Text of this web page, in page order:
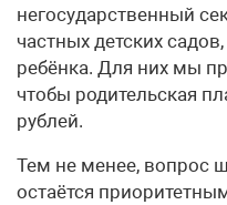
негосударственный
частных детских
ребёнка. Для них мы
чтобы родительская
рублей.
Тем не менее, вопрос
остаётся